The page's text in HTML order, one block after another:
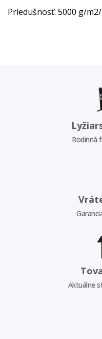
Priedušnosť: 5000 g/
Rodinná
Aktuálne